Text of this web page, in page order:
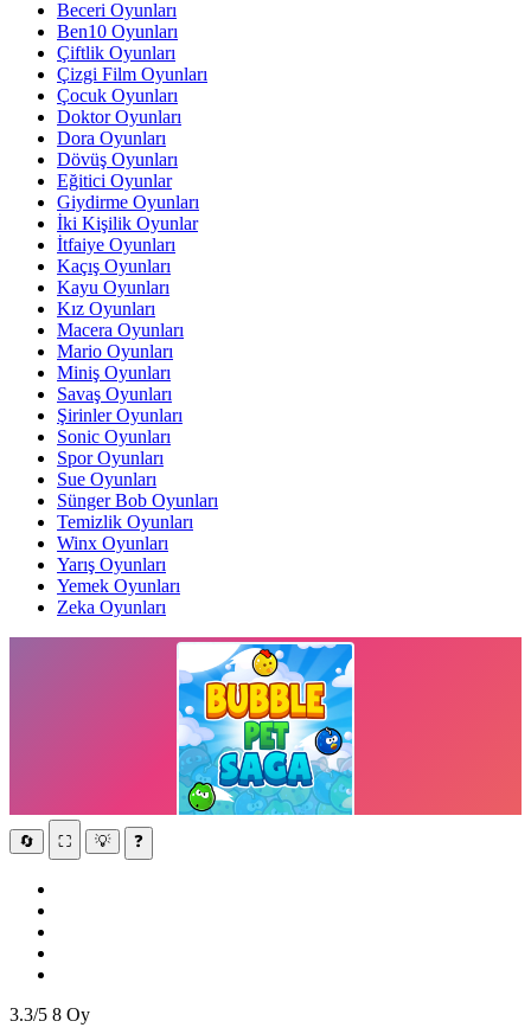
Beceri Oyunları
Ben10 Oyunları
Çiftlik Oyunları
Çizgi Film Oyunları
Çocuk Oyunları
Doktor Oyunları
Dora Oyunları
Dövüş Oyunları
Eğitici Oyunlar
Giydirme Oyunları
İki Kişilik Oyunlar
İtfaiye Oyunları
Kaçış Oyunları
Kayu Oyunları
Kız Oyunları
Macera Oyunları
Mario Oyunları
Miniş Oyunları
Savaş Oyunları
Şirinler Oyunları
Sonic Oyunları
Spor Oyunları
Sue Oyunları
Sünger Bob Oyunları
Temizlik Oyunları
Winx Oyunları
Yarış Oyunları
Yemek Oyunları
Zeka Oyunları
🔄 ⛶ 💡 ❓
3.3/5 8 Oy